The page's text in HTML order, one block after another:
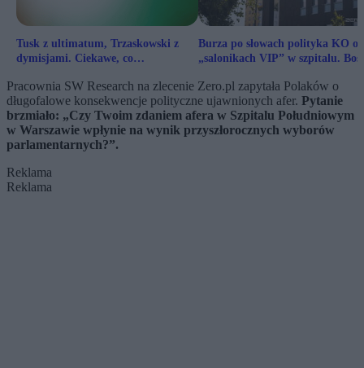
Tusk z ultimatum, Trzaskowski z
dymisjami. Ciekawe, co
Burza po słowach polityka KO o
„salonikach VIP” w szpitalu.
Pracownia SW Research na zlecenie Zero.pl zapytała Polaków o
długofalowe konsekwencje polityczne ujawnionych afer. Pytanie
brzmiało: „Czy Twoim zdaniem afera w Szpitalu Południowym
w Warszawie wpłynie na wynik przyszłorocznych wyborów
parlamentarnych?”.
Reklama
Reklama